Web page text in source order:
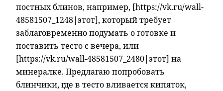
постных блинов, например, [https://vk.ru/wall-
48581507_1248|этот], который требует
заблаговременно подумать о готовке и
поставить тесто с вечера, или
[https://vk.ru/wall-48581507_2480|этот] на
минералке. Предлагаю попробовать
блинчики, где в тесто вливается кипяток,